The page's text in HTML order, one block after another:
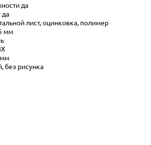
да
да
лист, оцинковка, полимер
мм
мм
без рисунка